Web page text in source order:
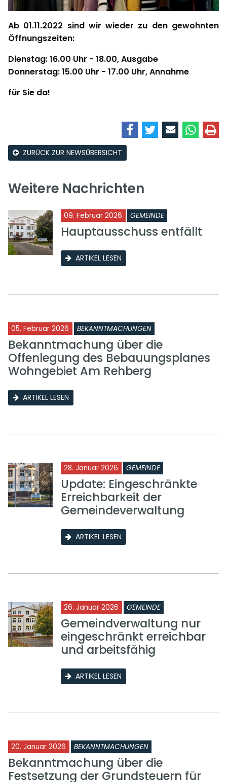
Ab 01.11.2022 sind wir wieder zu den gewohnten
Öffnungszeiten:
Dienstag: 16.00 Uhr - 18.00, Ausgabe
Donnerstag: 15.00 Uhr - 17.00 Uhr, Annahme
für Sie da!
ZURÜCK ZUR NEWSÜBERSICHT
Weitere Nachrichten
09. Februar 2026 GEMEINDE
Hauptausschuss entfällt
ARTIKEL LESEN
05. Februar 2026 BEKANNTMACHUNGEN
Bekanntmachung über die
Offenlegung des Bebauungsplanes
Wohngebiet Am Rehberg
ARTIKEL LESEN
28. Januar 2026 GEMEINDE
Update: Eingeschränkte
Erreichbarkeit der
Gemeindeverwaltung
ARTIKEL LESEN
26. Januar 2026 GEMEINDE
Gemeindverwaltung nur
eingeschränkt erreichbar
und arbeitsfähig
ARTIKEL LESEN
20. Januar 2026 BEKANNTMACHUNGEN
Bekanntmachung über die
Festsetzung der Grundsteuern für